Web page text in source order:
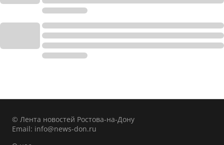
© Лента новостей Ростова-на-Дону
Email: info@news-don.ru